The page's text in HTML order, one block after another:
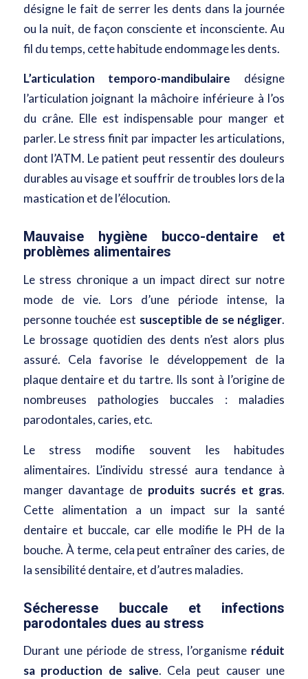
désigne le fait de serrer les dents dans la journée
ou la nuit, de façon consciente et inconsciente. Au
fil du temps, cette habitude endommage les dents.
L’articulation temporo-mandibulaire désigne
l’articulation joignant la mâchoire inférieure à l’os
du crâne. Elle est indispensable pour manger et
parler. Le stress finit par impacter les articulations,
dont l’ATM. Le patient peut ressentir des douleurs
durables au visage et souffrir de troubles lors de la
mastication et de l’élocution.
Mauvaise hygiène bucco-dentaire et
problèmes alimentaires
Le stress chronique a un impact direct sur notre
mode de vie. Lors d’une période intense, la
personne touchée est susceptible de se négliger.
Le brossage quotidien des dents n’est alors plus
assuré. Cela favorise le développement de la
plaque dentaire et du tartre. Ils sont à l’origine de
nombreuses pathologies buccales : maladies
parodontales, caries, etc.
Le stress modifie souvent les habitudes
alimentaires. L’individu stressé aura tendance à
manger davantage de produits sucrés et gras.
Cette alimentation a un impact sur la santé
dentaire et buccale, car elle modifie le PH de la
bouche. À terme, cela peut entraîner des caries, de
la sensibilité dentaire, et d’autres maladies.
Sécheresse buccale et infections
parodontales dues au stress
Durant une période de stress, l’organisme réduit
sa production de salive. Cela peut causer une